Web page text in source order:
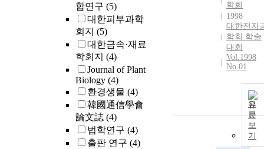
합연구 (5)
대한피부과학
회지 (5)
대한금속·재료
학회지 (4)
Journal of Plant
Biology (4)
환경생물 (4)
韓國通信學會
論文誌 (4)
법학연구 (4)
출판 연구 (4)
학회
1998
대한전자
학회 학술
대회
Vol.1998
No.01
원
문
보
기